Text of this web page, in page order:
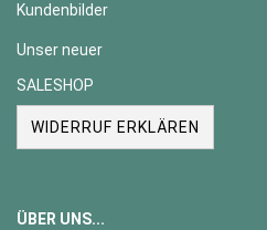
Kundenbilder
Unser neuer
SALESHOP
WIDERRUF ERKLÄREN
ÜBER UNS...